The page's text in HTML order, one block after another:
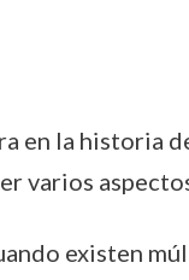
en la historia
varios
existen